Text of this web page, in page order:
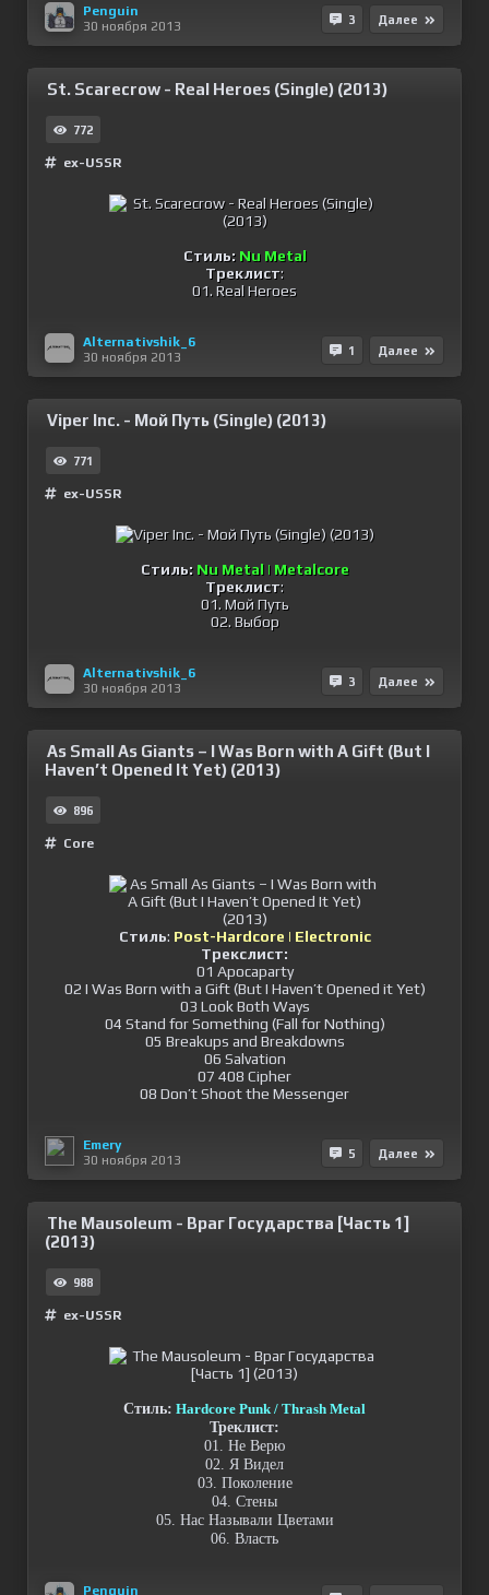
Penguin
30 ноября 2013
3 Далее
St. Scarecrow - Real Heroes (Single) (2013)
772
ex-USSR
Стиль: Nu Metal
Треклист:
01. Real Heroes
Alternativshik_6
30 ноября 2013
1 Далее
Viper Inc. - Мой Путь (Single) (2013)
771
ex-USSR
Стиль: Nu Metal | Metalcore
Треклист:
01. Мой Путь
02. Выбор
Alternativshik_6
30 ноября 2013
3 Далее
As Small As Giants – I Was Born with A Gift (But I
Haven’t Opened It Yet) (2013)
896
Сore
Стиль: Post-Hardcore | Electronic
Трекcлист:
01 Apocaparty
02 I Was Born with a Gift (But I Haven’t Opened it Yet)
03 Look Both Ways
04 Stand for Something (Fall for Nothing)
05 Breakups and Breakdowns
06 Salvation
07 408 Cipher
08 Don’t Shoot the Messenger
Emery
30 ноября 2013
5 Далее
The Mausoleum - Враг Государства [Часть 1]
(2013)
988
ex-USSR
Стиль: Hardcore Punk / Thrash Metal
Треклист:
01. Не Верю
02. Я Видел
03. Поколение
04. Стены
05. Нас Называли Цветами
06. Власть
Penguin